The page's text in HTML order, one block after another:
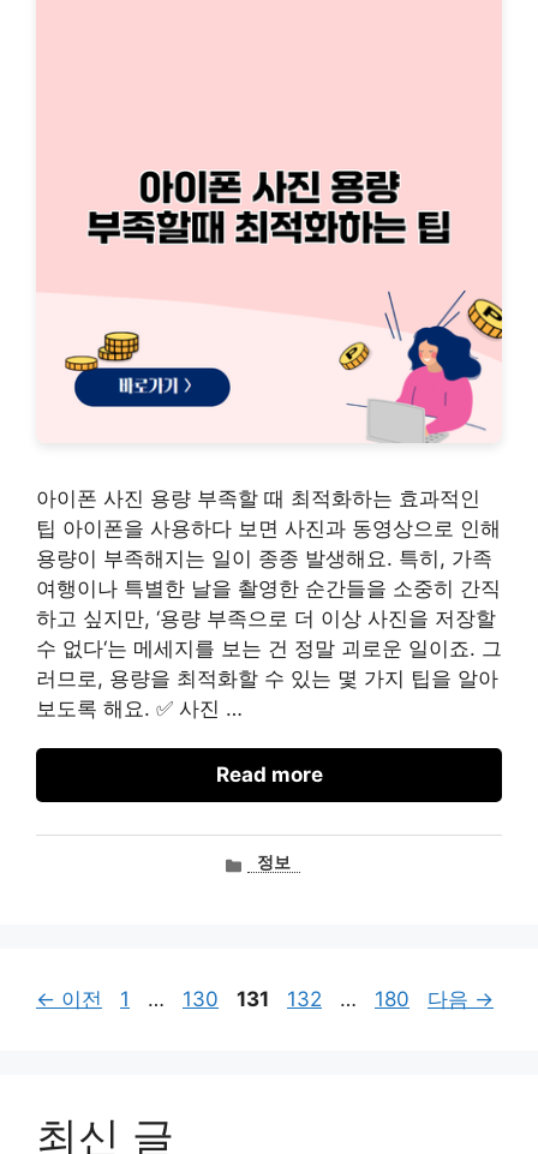
아이폰 사진 용량 부족할 때 최적화하는 효과적인
팁 아이폰을 사용하다 보면 사진과 동영상으로 인해
용량이 부족해지는 일이 종종 발생해요. 특히, 가족
여행이나 특별한 날을 촬영한 순간들을 소중히 간직
하고 싶지만, ‘용량 부족으로 더 이상 사진을 저장할
수 없다‘는 메세지를 보는 건 정말 괴로운 일이죠. 그
러므로, 용량을 최적화할 수 있는 몇 가지 팁을 알아
보도록 해요. ✅ 사진 …
Read more
카정보
← 이전
페
1 …
페
130
페
131
페
132 …
페
180 다음 →
최신 글